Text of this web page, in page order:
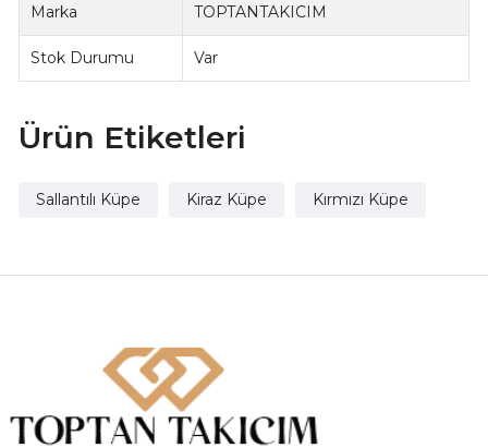
Marka TOPTANTAKICIM
Stok Durumu Var
Ürün Etiketleri
Sallantılı Küpe Kiraz Küpe Kırmızı Küpe